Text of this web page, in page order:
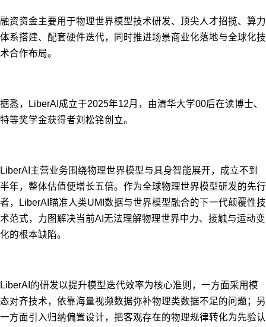
融资资金主要用于物理世界模型技术研发、顶尖人才招揽、算力
体系搭建、配套硬件迭代，同时推进场景商业化落地与全球化技
术合作布局。
据悉，LiberAI成立于2025年12月，由清华大学00后在读博士、
特等奖学金获得者刘松铭创立。
LiberAI主营业务围绕物理世界模型与具身智能展开，成立不到
半年，整体估值便增长五倍。 作为全球物理世界模型研发的先行
者，LiberAI瞄准人类UMI数据与世界模型融合的下一代颠覆性技
术范式，力图解决当前AI无法理解物理世界中力、接触与运动变
化的根本缺陷。
LiberAI的研发以提升模型迭代效率为核心准则，一方面采用模
态对齐技术，依靠海量视频数据弥补物理类数据不足的问题；另
一方面引入归纳偏置设计，把客观存在的物理规律转化为先验认